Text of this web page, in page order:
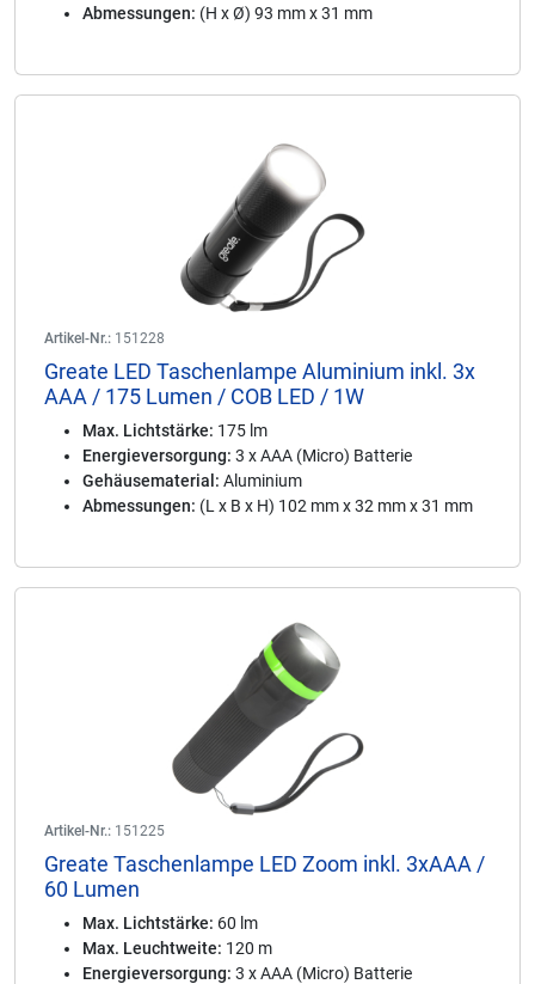
Abmessungen: (H x Ø) 93 mm x 31 mm
Artikel-Nr.: 151228
Greate LED Taschenlampe Aluminium inkl. 3x
AAA / 175 Lumen / COB LED / 1W
Max. Lichtstärke: 175 lm
Energieversorgung: 3 x AAA (Micro) Batterie
Gehäusematerial: Aluminium
Abmessungen: (L x B x H) 102 mm x 32 mm x 31 mm
Artikel-Nr.: 151225
Greate Taschenlampe LED Zoom inkl. 3xAAA /
60 Lumen
Max. Lichtstärke: 60 lm
Max. Leuchtweite: 120 m
Energieversorgung: 3 x AAA (Micro) Batterie